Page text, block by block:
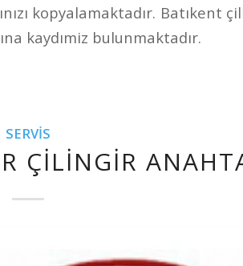
kopyalamaktadır. Batıkent
kaydımiz bulunmaktadır.
SERVIS
ÇILINGIR